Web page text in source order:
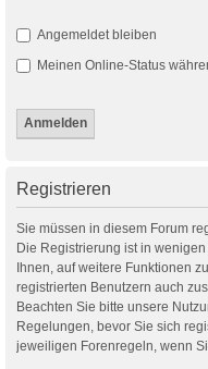
Angemeldet bleiben
Meinen Online-Status
Registrieren
Sie müssen in diesem Forum
Die Registrierung ist in
Ihnen, auf weitere Funktionen
registrierten Benutzern auch
Beachten Sie bitte unsere
Regelungen, bevor Sie sich
jeweiligen Forenregeln, wenn